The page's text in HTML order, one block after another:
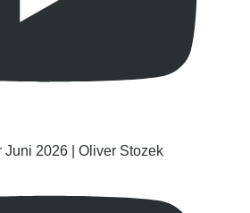
Juni 2026 | Oliver Stozek